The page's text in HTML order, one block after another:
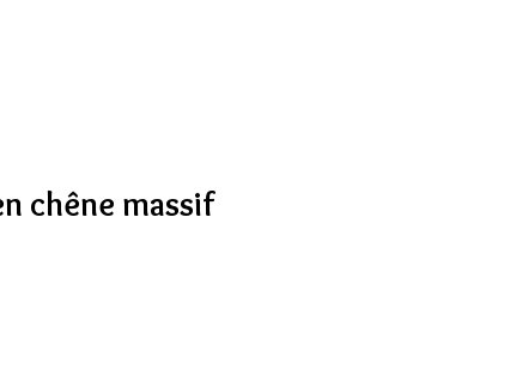
chêne massif